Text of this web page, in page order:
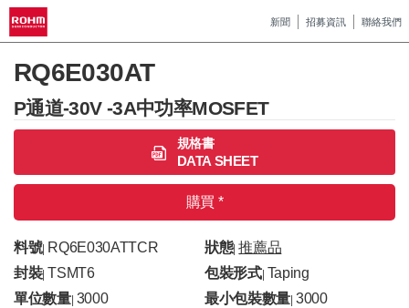
新聞 招募資訊 聯絡我們
RQ6E030AT
P通道-30V -3A中功率MOSFET
規格書
DATA SHEET
購買 *
料號| RQ6E030ATTCR 狀態|推薦品
封裝| TSMT6 包裝形式| Taping
單位數量| 3000 最小包裝數量 |3000